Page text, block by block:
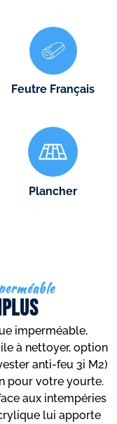
Feutre Français
Plancher
imperméable,
à nettoyer, option
anti-feu 3i M2)
pour votre yourte.
aux intempéries
lui apporte